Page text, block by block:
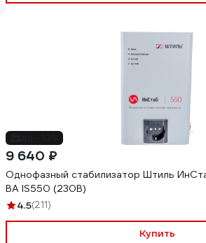
9 640 ₽
Однофазный cтабилизатор Штиль
ВА IS550 (230В)
4.5(211)
Купить